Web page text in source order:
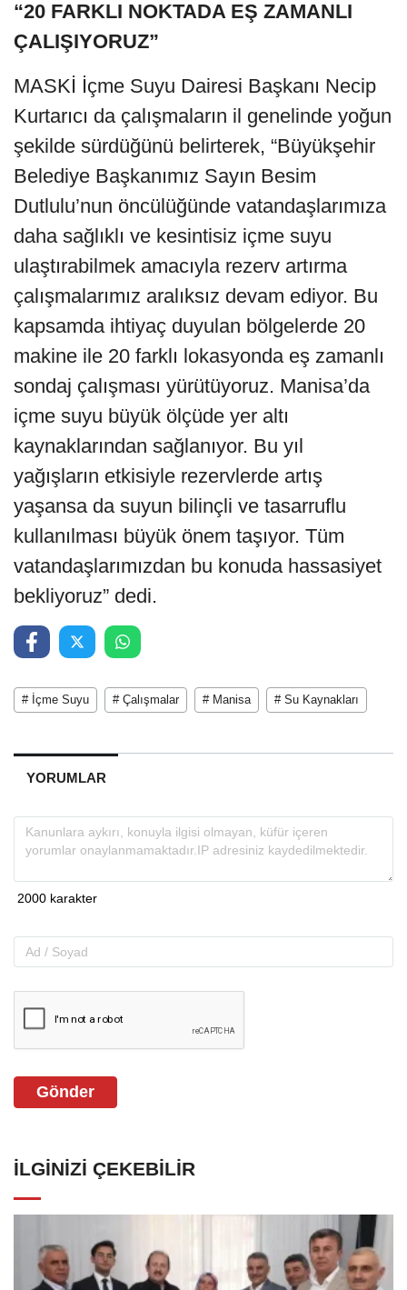
“20 FARKLI NOKTADA EŞ ZAMANLI
ÇALIŞIYORUZ”
MASKİ İçme Suyu Dairesi Başkanı Necip
Kurtarıcı da çalışmaların il genelinde yoğun
şekilde sürdüğünü belirterek, “Büyükşehir
Belediye Başkanımız Sayın Besim
Dutlulu’nun öncülüğünde vatandaşlarımıza
daha sağlıklı ve kesintisiz içme suyu
ulaştırabilmek amacıyla rezerv artırma
çalışmalarımız aralıksız devam ediyor. Bu
kapsamda ihtiyaç duyulan bölgelerde 20
makine ile 20 farklı lokasyonda eş zamanlı
sondaj çalışması yürütüyoruz. Manisa’da
içme suyu büyük ölçüde yer altı
kaynaklarından sağlanıyor. Bu yıl
yağışların etkisiyle rezervlerde artış
yaşansa da suyun bilinçli ve tasarruflu
kullanılması büyük önem taşıyor. Tüm
vatandaşlarımızdan bu konuda hassasiyet
bekliyoruz” dedi.
# İçme Suyu # Çalışmalar # Manisa # Su Kaynakları
YORUMLAR
Gönder
İLGINIZI ÇEKEBILIR